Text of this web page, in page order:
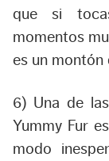
que si
momentos
es un montón
6) Una de
Yummy Fur
modo